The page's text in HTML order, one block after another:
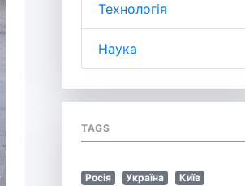
Технологія
Наука
TAGS
Росія Україна
Київ